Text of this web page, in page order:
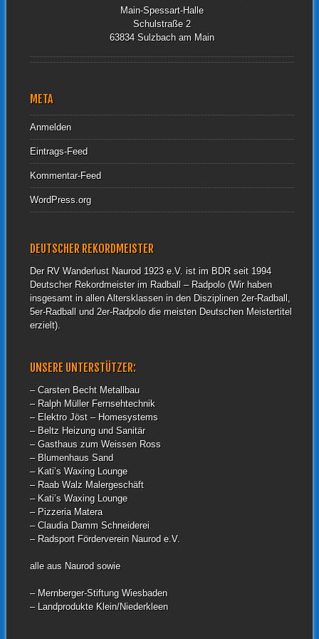
Main-Spessart-Halle
Schulstraße 2
63834 Sulzbach am Main
META
Anmelden
Eintrags-Feed
Kommentar-Feed
WordPress.org
DEUTSCHER REKORDMEISTER
Der RV Wanderlust Naurod 1923 e.V. ist im BDR seit 1994
Deutscher Rekordmeister im Radball – Radpolo (Wir haben
insgesamt in allen Altersklassen in den Disziplinen 2er-Radball,
5er-Radball und 2er-Radpolo die meisten Deutschen Meistertitel
erzielt).
UNSERE UNTERSTÜTZER:
– Carsten Becht Metallbau
– Ralph Müller Fernsehtechnik
– Elektro Jöst – Homesystems
– Beltz Heizung und Sanitär
– Gasthaus zum Weissen Ross
– Blumenhaus Sand
– Kati’s Waxing Lounge
– Raab Walz Malergeschäft
– Kati’s Waxing Lounge
– Pizzeria Matera
– Claudia Damm Schneiderei
– Radsport Förderverein Naurod e.V.
alle aus Naurod sowie
– Mernberger-Stiftung Wiesbaden
– Landprodukte Klein/Niederkleen